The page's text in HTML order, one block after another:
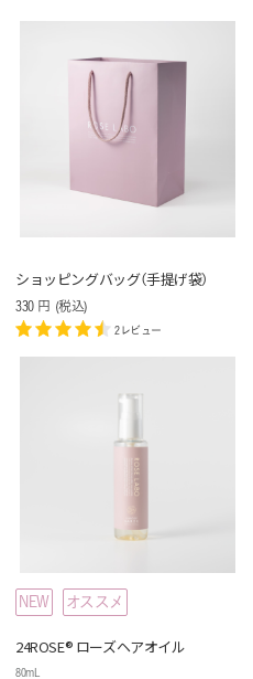
ショッピングバッグ（手提げ袋）
330 円 (税込)
2レビュー
NEW オススメ
24ROSE® ローズヘアオイル
80mL